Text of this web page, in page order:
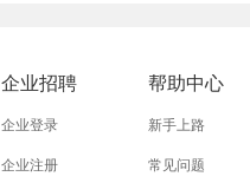
企业招聘
企业登录
企业注册
帮助中心
新手上路
常见问题